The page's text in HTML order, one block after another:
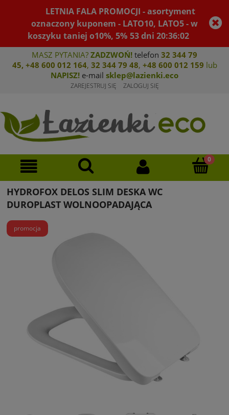
LETNIA FALA PROMOCJI - asortyment
oznaczony kuponem - LATO10, LATO5 - w
koszyku taniej o10%, 5% 53dni20:36:02
MASZ PYTANIA? ZADZWOŃ! telefon 32 344 79
45, +48 600 012 164, 32 344 79 48, +48 600 012 159 lub
NAPISZ! e-mail sklep@lazienki.eco
ZAREJESTRUJ SIĘ ZALOGUJ SIĘ
HYDROFOX DELOS SLIM DESKA WC
DUROPLAST WOLNOOPADAJĄCA
promocja